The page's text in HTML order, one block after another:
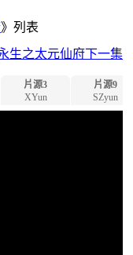
》列表
生之太元仙府下一集
片源3
XYun
片源9
SZyun